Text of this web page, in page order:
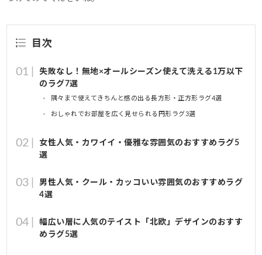
目次
失敗なし！無地×オールシーズン使えて洗える1万以下
のラグ7選
隅々まで使えてきちんと感の出る長方形・正方形ラグ4選
おしゃれでお部屋を広く見せられる円形ラグ3選
女性人気・カワイイ・優雅な雰囲気のおすすめラグ5
選
男性人気・クール・カッコいい雰囲気のおすすめラグ
4選
幅広い層に人気のテイスト「北欧」デザインのおすす
めラグ5選